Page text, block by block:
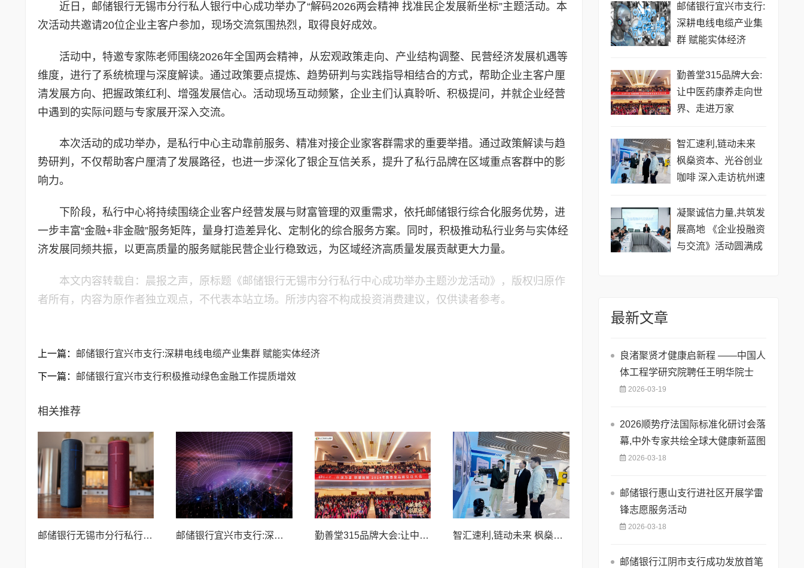
近日，邮储银行无锡市分行私人银行中心成功举办了“解码2026两会精神 找准民企发展新坐标”主题活动。本
次活动共邀请20位企业主客户参加，现场交流氛围热烈，取得良好成效。
活动中，特邀专家陈老师围绕2026年全国两会精神，从宏观政策走向、产业结构调整、民营经济发展机遇等
维度，进行了系统梳理与深度解读。通过政策要点提炼、趋势研判与实践指导相结合的方式，帮助企业主客户厘
清发展方向、把握政策红利、增强发展信心。活动现场互动频繁，企业主们认真聆听、积极提问，并就企业经营
中遇到的实际问题与专家展开深入交流。
本次活动的成功举办，是私行中心主动靠前服务、精准对接企业家客群需求的重要举措。通过政策解读与趋
势研判，不仅帮助客户厘清了发展路径，也进一步深化了银企互信关系，提升了私行品牌在区域重点客群中的影
响力。
下阶段，私行中心将持续围绕企业客户经营发展与财富管理的双重需求，依托邮储银行综合化服务优势，进
一步丰富“金融+非金融”服务矩阵，量身打造差异化、定制化的综合服务方案。同时，积极推动私行业务与实体经
济发展同频共振，以更高质量的服务赋能民营企业行稳致远，为区域经济高质量发展贡献更大力量。
本文内容转载自：晨报之声，原标题《邮储银行无锡市分行私行中心成功举办主题沙龙活动》，版权归原作
者所有，内容为原作者独立观点，不代表本站立场。所涉内容不构成投资消费建议，仅供读者参考。
上一篇： 邮储银行宜兴市支行:深耕电线电缆产业集群 赋能实体经济
下一篇： 邮储银行宜兴市支行积极推动绿色金融工作提质增效
相关推荐
邮储银行无锡市分行私行中心成功举办主题沙龙活动 邮储银行宜兴市支行:深耕电线电缆产业集群 赋能实体经济 勤善堂315品牌大会:让中医药康养走向世界、走进万家 智汇速利,链动未来 枫燊资本、光谷创业咖啡 深入走访杭州速利科技有限公司
邮储银行宜兴市支行:
深耕电线电缆产业集
群 赋能实体经济
勤善堂315品牌大会:
让中医药康养走向世
界、走进万家
智汇速利,链动未来
枫燊资本、光谷创业
咖啡 深入走访杭州速
凝聚诚信力量,共筑发
展高地 《企业投融资
与交流》活动圆满成
最新文章
良渚聚贤才健康启新程 ——中国人
体工程学研究院聘任王明华院士
2026-03-19
​2026顺势疗法国际标准化研讨会落
幕,中外专家共绘全球大健康新蓝图
2026-03-18
邮储银行惠山支行进社区开展学雷
锋志愿服务活动
2026-03-18
邮储银行江阴市支行成功发放首笔